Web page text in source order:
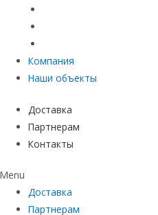
Компания
Наши объекты
Доставка
Партнерам
Контакты
Menu
Доставка
Партнерам